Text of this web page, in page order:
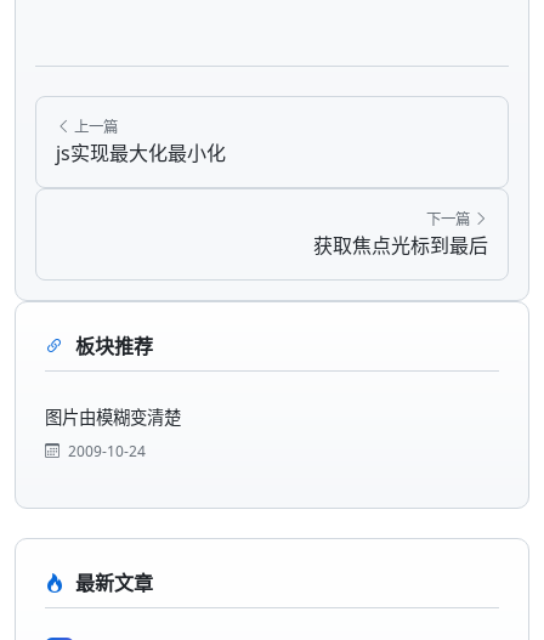
上一篇
js实现最大化最小化
下一篇
获取焦点光标到最后
板块推荐
图片由模糊变清楚
2009-10-24
最新文章